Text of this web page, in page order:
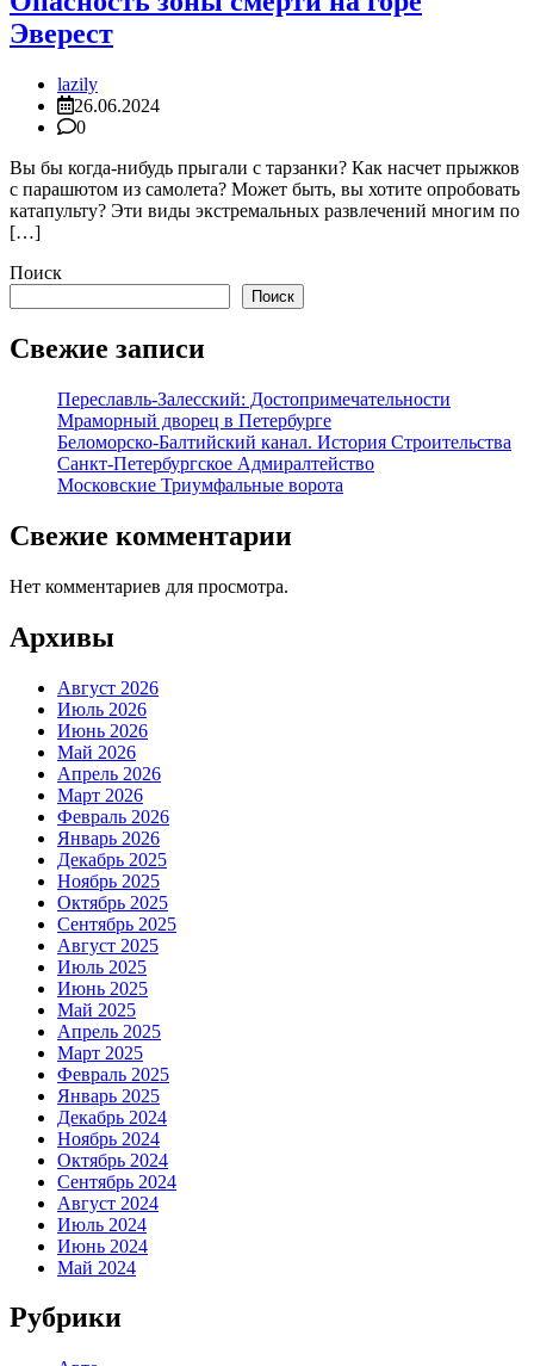
Эверест
lazily
26.06.2024
0
Вы бы когда-нибудь прыгали с тарзанки? Как насчет прыжков
с парашютом из самолета? Может быть, вы хотите опробовать
катапульту? Эти виды экстремальных развлечений многим по
[…]
Поиск
Поиск
Свежие записи
Переславль-Залесский: Достопримечательности
Мраморный дворец в Петербурге
Беломорско-Балтийский канал. История Строительства
Санкт-Петербургское Адмиралтейство
Московские Триумфальные ворота
Свежие комментарии
Нет комментариев для просмотра.
Архивы
Август 2026
Июль 2026
Июнь 2026
Май 2026
Апрель 2026
Март 2026
Февраль 2026
Январь 2026
Декабрь 2025
Ноябрь 2025
Октябрь 2025
Сентябрь 2025
Август 2025
Июль 2025
Июнь 2025
Май 2025
Апрель 2025
Март 2025
Февраль 2025
Январь 2025
Декабрь 2024
Ноябрь 2024
Октябрь 2024
Сентябрь 2024
Август 2024
Июль 2024
Июнь 2024
Май 2024
Рубрики